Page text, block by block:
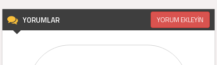
YORUMLAR YORUM EKLEYİN